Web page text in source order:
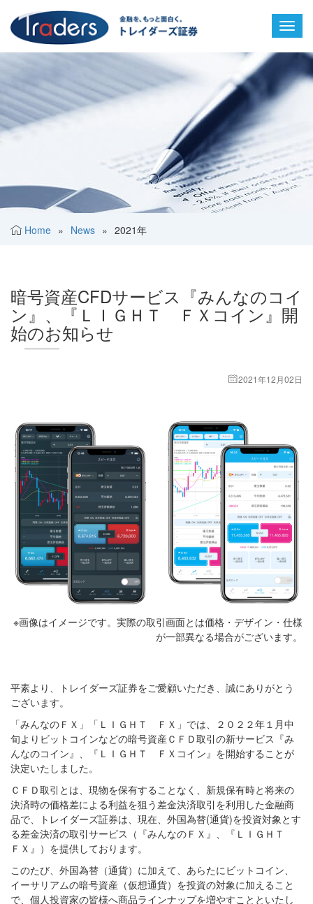
Home » News » 2021年
暗号資産CFDサービス『みんなのコイ
ン』、『ＬＩＧＨＴ ＦＸコイン』開
始のお知らせ
2021年12月02日
※画像はイメージです。実際の取引画面とは価格・デザイン・仕様
が一部異なる場合がございます。
平素より、トレイダーズ証券をご愛顧いただき、誠にありがとう
ございます。
「みんなのＦＸ」「ＬＩＧＨＴ ＦＸ」では、２０２２年１月中
旬よりビットコインなどの暗号資産ＣＦＤ取引の新サービス『み
んなのコイン』、『ＬＩＧＨＴ ＦＸコイン』を開始することが
決定いたしました。
ＣＦＤ取引とは、現物を保有することなく、新規保有時と将来の
決済時の価格差による利益を狙う差金決済取引を利用した金融商
品で、トレイダーズ証券は、現在、外国為替(通貨)を投資対象とす
る差金決済の取引サービス（『みんなのＦＸ』、『ＬＩＧＨＴ
ＦＸ』）を提供しております。
このたび、外国為替（通貨）に加えて、あらたにビットコイン、
イーサリアムの暗号資産（仮想通貨）を投資の対象に加えること
で、個人投資家の皆様へ商品ラインナップを増やすことといたし